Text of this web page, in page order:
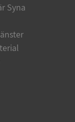
Syna
cookies.